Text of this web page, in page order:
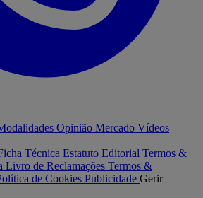
Opinião Mercado Vídeos
Técnica Estatuto Editorial Termos &
Livro de Reclamações Termos &
de Cookies Publicidade Gerir